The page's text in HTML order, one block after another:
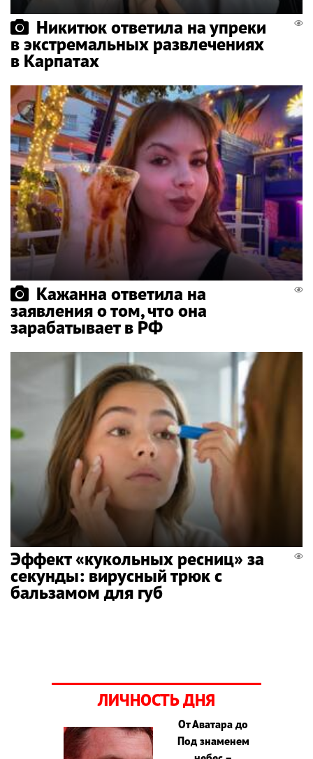
Никитюк ответила на упреки
в экстремальных развлечениях
в Карпатах
Кажанна ответила на
заявления о том, что она
зарабатывает в РФ
Эффект «кукольных ресниц» за
секунды: вирусный трюк с
бальзамом для губ
ЛИЧНОСТЬ ДНЯ
От Аватара до
Под знаменем